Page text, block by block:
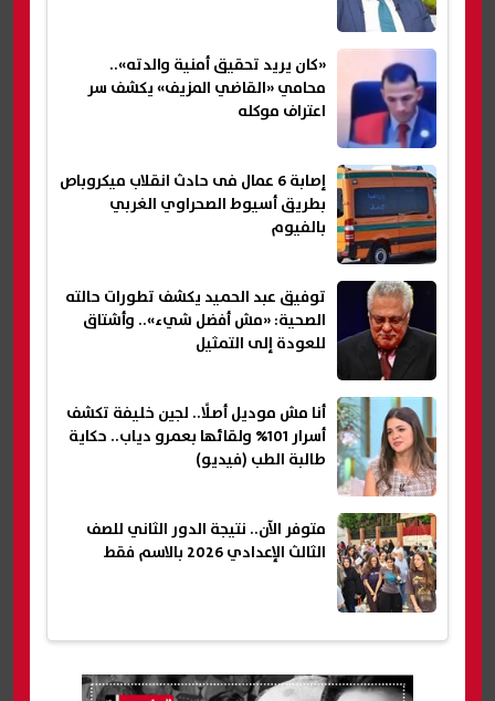
«كان يريد تحقيق أمنية والدته»..
محامي «القاضي المزيف» يكشف سر
اعتراف موكله
إصابة 6 عمال فى حادث انقلاب ميكروباص
بطريق أسيوط الصحراوي الغربي
بالفيوم
توفيق عبد الحميد يكشف تطورات حالته
الصحية: «مش أفضل شيء».. وأشتاق
للعودة إلى التمثيل
أنا مش موديل أصلًا.. لجين خليفة تكشف
أسرار 101% ولقائها بعمرو دياب.. حكاية
طالبة الطب (فيديو)
متوفر الآن.. نتيجة الدور الثاني للصف
الثالث الإعدادي 2026 بالاسم فقط